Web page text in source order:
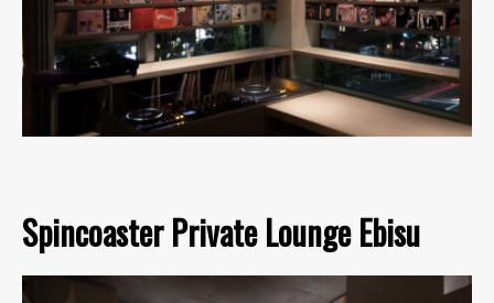
Spincoaster Private Lounge Ebisu